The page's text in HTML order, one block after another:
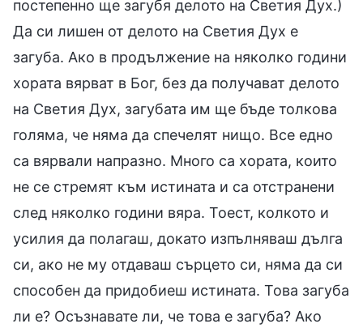
постепенно ще загубя делото на Светия Дух.)
Да си лишен от делото на Светия Дух е
загуба. Ако в продължение на няколко години
хората вярват в Бог, без да получават делото
на Светия Дух, загубата им ще бъде толкова
голяма, че няма да спечелят нищо. Все едно
са вярвали напразно. Много са хората, които
не се стремят към истината и са отстранени
след няколко години вяра. Тоест, колкото и
усилия да полагаш, докато изпълняваш дълга
си, ако не му отдаваш сърцето си, няма да си
способен да придобиеш истината. Това загуба
ли е? Осъзнавате ли, че това е загуба? Ако